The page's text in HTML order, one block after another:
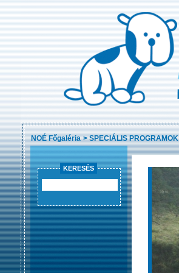
NOÉ Főgaléria >SPECIÁLIS PROGRAMOK
KERESÉS